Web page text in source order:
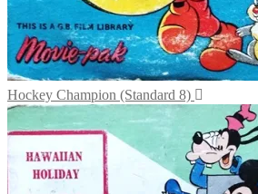
Hockey Champion (Standard 8)